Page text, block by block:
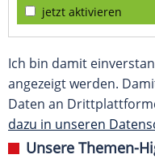
jetzt aktivieren
Ich bin damit
angezeigt werden.
Daten an
dazu in unseren
Unsere Themen-